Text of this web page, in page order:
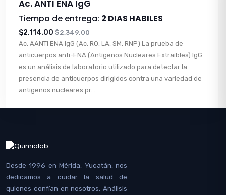
Ac. ANTI ENA IgG
Tiempo de entrega: 2 DIAS HABILES
$2,114.00 $2,349.00
Ac. AANTI ENA IgG (Ac. RO, LA, SM, RNP) La prueba de
anticuerpos anti-ENA (Antígenos Nucleares Extraíbles) IgG
es un análisis de laboratorio utilizado para detectar la
presencia de anticuerpos dirigidos contra una variedad de
antígenos nucleares pr...
Desde 1996 en Mérida, Yucatán, nos
dedicamos a cuidar la salud de
quienes confían en nosotros. Análisis